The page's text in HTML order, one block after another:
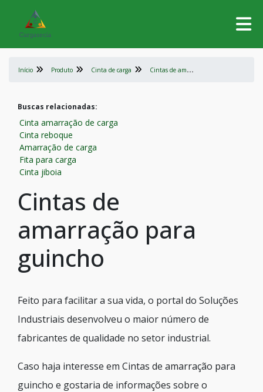
Início Produto Cinta de carga C
intas de amarração para guincho
Buscas relacionadas:
Cinta amarração de carga
Cinta reboque
Amarração de carga
Fita para carga
Cinta jiboia
Cintas de
amarração para
guincho
Feito para facilitar a sua vida, o portal do Soluções
Industriais desenvolveu o maior número de
fabricantes de qualidade no setor industrial.
Caso haja interesse em Cintas de amarração para
guincho e gostaria de informações sobre o